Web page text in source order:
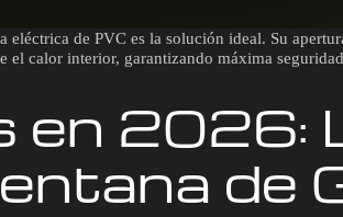
de PVC es la solución ideal. Su
calor interior, garantizando máxima
en 2026:
de